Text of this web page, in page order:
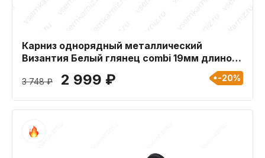
Карниз однорядный металлический
Византия Белый глянец combi 19мм длиной
3 748 ₽ 2 999 ₽ -20%